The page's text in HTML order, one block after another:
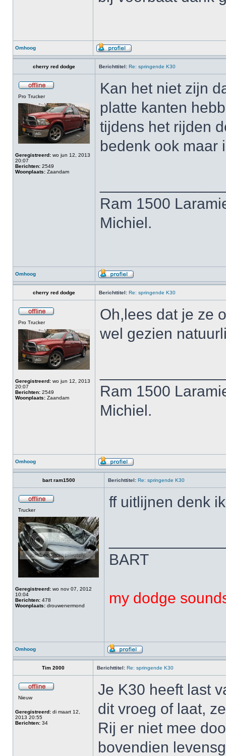
Omhoog
cherry red dodge Berichttitel: Re: springende K30
Pro Trucker
Geregistreerd: wo jun 12, 2013
20:07
Berichten: 2549
Woonplaats: Zaandam
Kan het niet zijn
platte kanten
tijdens het rijden
bedenk ook maar
Ram 1500
Michiel.
Omhoog
cherry red dodge Berichttitel: Re: springende K30
Pro Trucker
Geregistreerd: wo jun 12, 2013
20:07
Berichten: 2549
Woonplaats: Zaandam
Oh,lees dat je ze
wel gezien
Ram 1500
Michiel.
Omhoog
bart ram1500 Berichttitel: Re: springende K30
Trucker
Geregistreerd: wo nov 07, 2012
10:04
Berichten: 478
Woonplaats: drouwenermond
ff uitlijnen denk ik
BART
my dodge
Omhoog
Tim 2000 Berichttitel: Re: springende K30
Nieuw
Geregistreerd: di maart 12,
2013 20:55
Berichten: 34
Je K30 heeft last
dit vroeg of laat,
Rij er niet mee
bovendien